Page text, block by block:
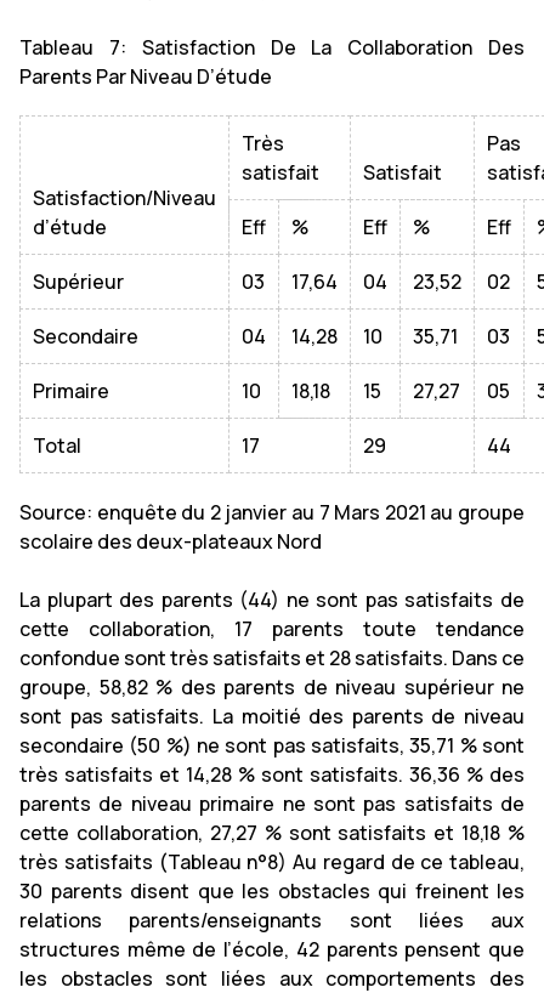
Tableau 7: Satisfaction De La Collaboration Des
Parents Par Niveau D’étude
Satisfaction/Niveau
d’étude
Très
satisfait
Satisfait
Pas
Eff % Eff % Eff
Supérieur 03 17,64 04 23,52 02
Secondaire 04 14,28 10 35,71 03
Primaire 10 18,18 15 27,27 05
Total 17 29 44
Source: enquête du 2 janvier au 7 Mars 2021 au groupe
scolaire des deux-plateaux Nord
La plupart des parents (44) ne sont pas satisfaits de
cette collaboration, 17 parents toute tendance
confondue sont très satisfaits et 28 satisfaits. Dans ce
groupe, 58,82 % des parents de niveau supérieur ne
sont pas satisfaits. La moitié des parents de niveau
secondaire (50 %) ne sont pas satisfaits, 35,71 % sont
très satisfaits et 14,28 % sont satisfaits. 36,36 % des
parents de niveau primaire ne sont pas satisfaits de
cette collaboration, 27,27 % sont satisfaits et 18,18 %
très satisfaits (Tableau n°8) Au regard de ce tableau,
30 parents disent que les obstacles qui freinent les
relations parents/enseignants sont liées aux
structures même de l’école, 42 parents pensent que
les obstacles sont liées aux comportements des